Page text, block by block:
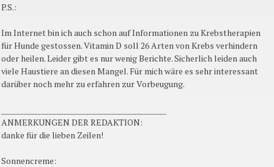
P.S.:
Im Internet bin ich auch schon auf Informationen zu Krebstherapien
für Hunde gestossen. Vitamin D soll 26 Arten von Krebs verhindern
oder heilen. Leider gibt es nur wenig Berichte. Sicherlich leiden auch
viele Haustiere an diesen Mangel. Für mich wäre es sehr interessant
darüber noch mehr zu erfahren zur Vorbeugung.
ANMERKUNGEN DER REDAKTION:
danke für die lieben Zeilen!
Sonnencreme: